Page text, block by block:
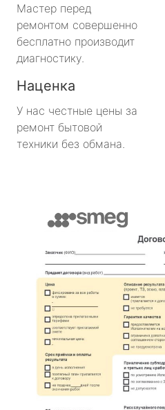
Мастер перед
ремонтом совершенно
бесплатно производит
диагностику.
Наценка
У нас честные цены за
ремонт бытовой
техники без обмана.